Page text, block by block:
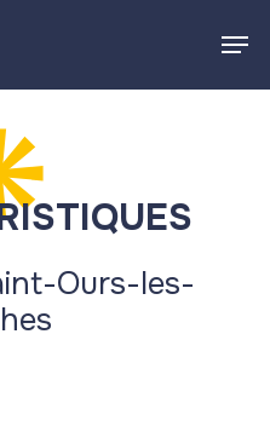
Ours-les-
Menu